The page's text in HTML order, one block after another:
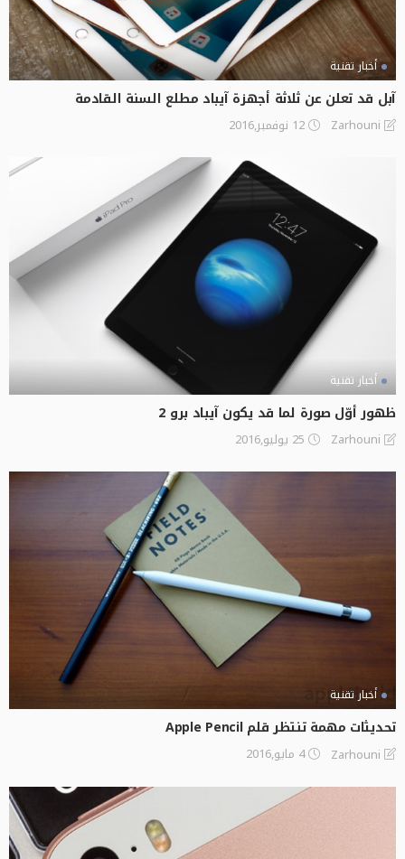
أخبار تقنية
آبل قد تعلن عن ثلاثة أجهزة آيباد مطلع السنة القادمة
Zarhouni 12 نوفمبر,2016
أخبار تقنية
ظهور أوّل صورة لما قد يكون آيباد برو 2
Zarhouni 25 يوليو,2016
أخبار تقنية
تحديثات مهمة تنتظر قلم Apple Pencil
Zarhouni 4 مايو,2016